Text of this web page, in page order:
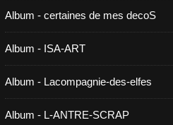
Album - certaines de mes decoS
Album - ISA-ART
Album - Lacompagnie-des-elfes
Album - L-ANTRE-SCRAP